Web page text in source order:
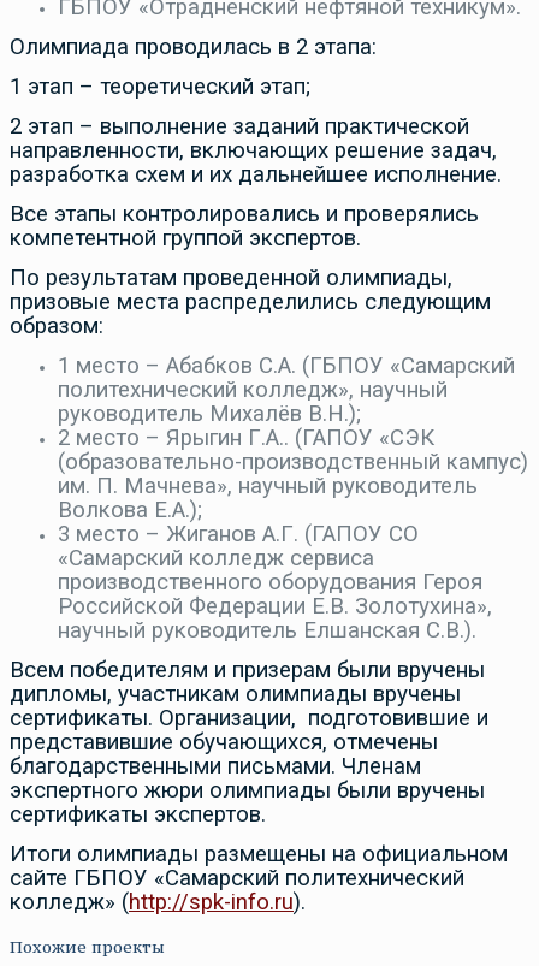
ГБПОУ «Отрадненский нефтяной техникум».
Олимпиада проводилась в 2 этапа:
1 этап – теоретический этап;
2 этап – выполнение заданий практической
направленности, включающих решение задач,
разработка схем и их дальнейшее исполнение.
Все этапы контролировались и проверялись
компетентной группой экспертов.
По результатам проведенной олимпиады,
призовые места распределились следующим
образом:
1 место – Абабков С.А. (ГБПОУ «Самарский
политехнический колледж», научный
руководитель Михалёв В.Н.);
2 место – Ярыгин Г.А.. (ГАПОУ «СЭК
(образовательно-производственный кампус)
им. П. Мачнева», научный руководитель
Волкова Е.А.);
3 место – Жиганов А.Г. (ГАПОУ СО
«Самарский колледж сервиса
производственного оборудования Героя
Российской Федерации Е.В. Золотухина»,
научный руководитель Елшанская С.В.).
Всем победителям и призерам были вручены
дипломы, участникам олимпиады вручены
сертификаты. Организации, подготовившие и
представившие обучающихся, отмечены
благодарственными письмами. Членам
экспертного жюри олимпиады были вручены
сертификаты экспертов.
Итоги олимпиады размещены на официальном
сайте ГБПОУ «Самарский политехнический
колледж» (http://spk-info.ru).
Похожие проекты